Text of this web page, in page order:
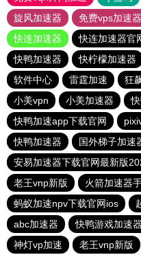
旋风加速器
免费vps加速
快连加速器
快连加速器官
快鸭加速器
快柠檬加速器
软件中心
雷霆加速 狂
小美vpn
小美加速器
快鸭加速app下载官网
快鸭加速器
国外梯子加速
安易加速器下载官网最新版
老王vnp新版
火箭加速器
蚂蚁加速npv下载官网ios
abc加速器
快鸭游戏加速器
神灯vp加速
老王vnp新版